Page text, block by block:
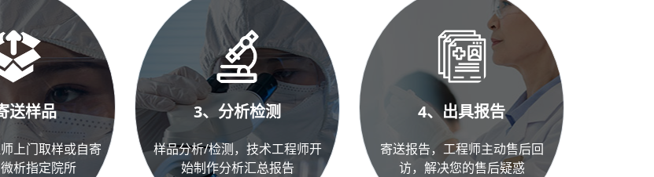
送样品
上门取样或自寄
析指定院所
3、分析检测
样品分析/检测，技术工程师开
始制作分析汇总报告
4、出具报告
寄送报告，工程师主动售后回
访，解决您的售后疑惑